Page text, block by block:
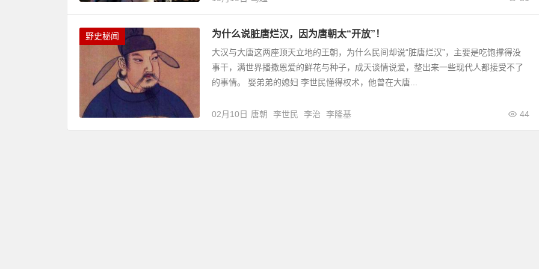
野史秘闻 为什么说脏唐烂汉，因为唐朝太“开放”！
大汉与大唐这两座顶天立地的王朝，为什么民间却说“脏唐烂汉”，主要是吃饱撑得没
事干，满世界播撒恩爱的鲜花与种子，成天谈情说爱，整出来一些现代人都接受不了
的事情。 娶弟弟的媳妇 李世民懂得权术，他曾在大唐...
02月10日 44
唐朝 李世民 李治 李隆基